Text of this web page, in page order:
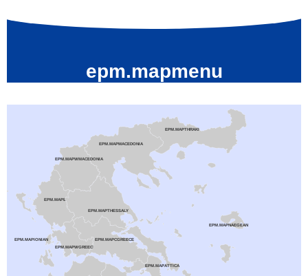
epm.mapmenu
EPM.MAPTHRAKI
EPM.MAPMACEDONIA
EPM.MAPWMACEDONIA
EPM.MAPEPIRUS
EPM.MAPTHESSALY
EPM.MAPIONIAN
EPM.MAPWGREECE
EPM.MAPCGREECE
EPM.MAPATTICA
EPM.MAPNAEGEAN